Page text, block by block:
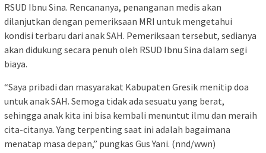
RSUD Ibnu Sina. Rencananya, penanganan medis akan
dilanjutkan dengan pemeriksaan MRI untuk mengetahui
kondisi terbaru dari anak SAH. Pemeriksaan tersebut, sedianya
akan didukung secara penuh oleh RSUD Ibnu Sina dalam segi
biaya.
“Saya pribadi dan masyarakat Kabupaten Gresik menitip doa
untuk anak SAH. Semoga tidak ada sesuatu yang berat,
sehingga anak kita ini bisa kembali menuntut ilmu dan meraih
cita-citanya. Yang terpenting saat ini adalah bagaimana
menatap masa depan,” pungkas Gus Yani. (nnd/wwn)